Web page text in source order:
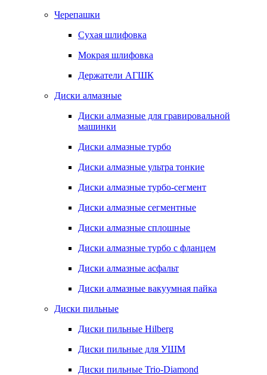
Черепашки
Сухая шлифовка
Мокрая шлифовка
Держатели АГШК
Диски алмазные
Диски алмазные для гравировальной
машинки
Диски алмазные турбо
Диски алмазные ультра тонкие
Диски алмазные турбо-сегмент
Диски алмазные сегментные
Диски алмазные сплошные
Диски алмазные турбо с фланцем
Диски алмазные асфальт
Диски алмазные вакуумная пайка
Диски пильные
Диски пильные Hilberg
Диски пильные для УШМ
Диски пильные Trio-Diamond